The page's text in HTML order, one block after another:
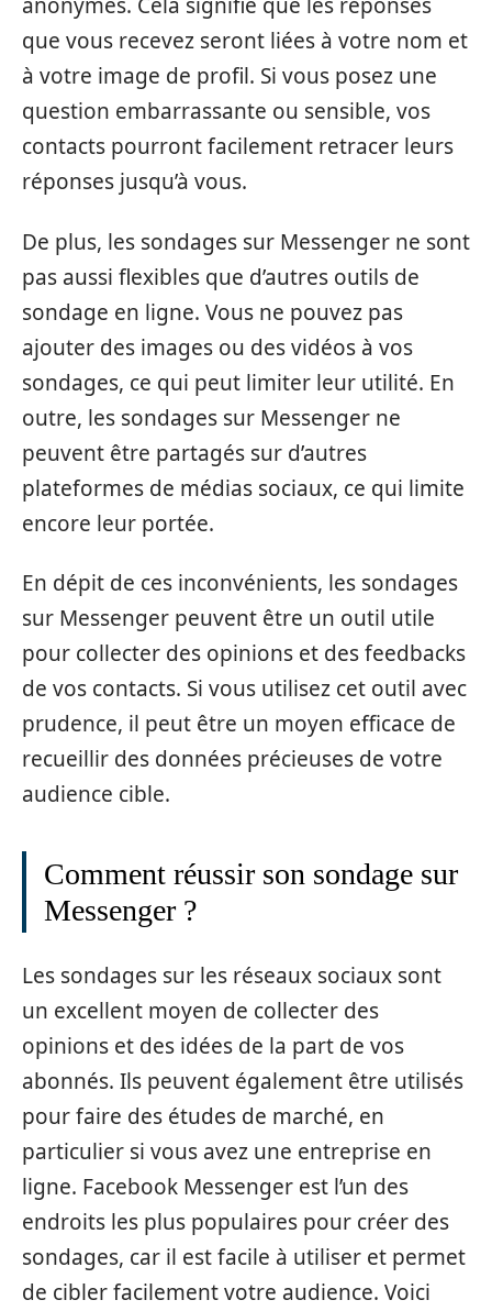
anonymes. Cela signifie que les réponses
que vous recevez seront liées à votre nom et
à votre image de profil. Si vous posez une
question embarrassante ou sensible, vos
contacts pourront facilement retracer leurs
réponses jusqu’à vous.
De plus, les sondages sur Messenger ne sont
pas aussi flexibles que d’autres outils de
sondage en ligne. Vous ne pouvez pas
ajouter des images ou des vidéos à vos
sondages, ce qui peut limiter leur utilité. En
outre, les sondages sur Messenger ne
peuvent être partagés sur d’autres
plateformes de médias sociaux, ce qui limite
encore leur portée.
En dépit de ces inconvénients, les sondages
sur Messenger peuvent être un outil utile
pour collecter des opinions et des feedbacks
de vos contacts. Si vous utilisez cet outil avec
prudence, il peut être un moyen efficace de
recueillir des données précieuses de votre
audience cible.
Comment réussir son sondage sur
Messenger ?
Les sondages sur les réseaux sociaux sont
un excellent moyen de collecter des
opinions et des idées de la part de vos
abonnés. Ils peuvent également être utilisés
pour faire des études de marché, en
particulier si vous avez une entreprise en
ligne. Facebook Messenger est l’un des
endroits les plus populaires pour créer des
sondages, car il est facile à utiliser et permet
de cibler facilement votre audience. Voici